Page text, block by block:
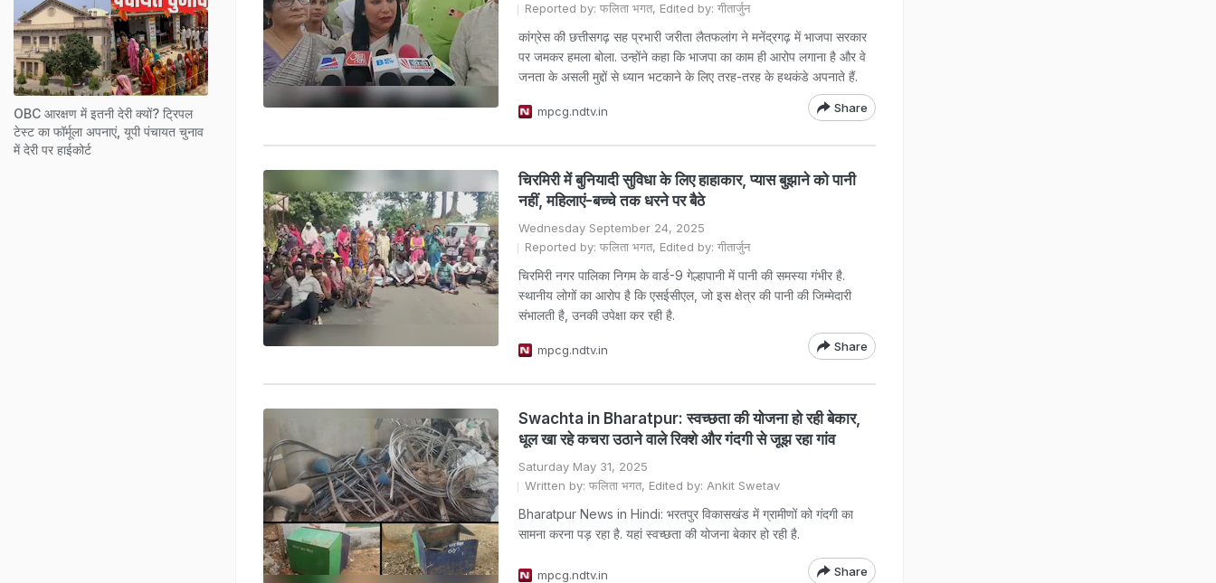
Reported by: फलिता भगत, Edited by: गीतार्जुन
कांग्रेस की छत्तीसगढ़ सह प्रभारी जरीता लैतफलांग ने मनेंद्रगढ़ में भाजपा सरकार
पर जमकर हमला बोला. उन्होंने कहा कि भाजपा का काम ही आरोप लगाना है और वे
जनता के असली मुद्दों से ध्यान भटकाने के लिए तरह-तरह के हथकंडे अपनाते हैं.
mpcg.ndtv.in Share
चिरमिरी में बुनियादी सुविधा के लिए हाहाकार, प्यास बुझाने को पानी
नहीं, महिलाएं-बच्चे तक धरने पर बैठे
Wednesday September 24, 2025
Reported by: फलिता भगत, Edited by: गीतार्जुन
चिरमिरी नगर पालिका निगम के वार्ड-9 गेल्हापानी में पानी की समस्या गंभीर है.
स्थानीय लोगों का आरोप है कि एसईसीएल, जो इस क्षेत्र की पानी की जिम्मेदारी
संभालती है, उनकी उपेक्षा कर रही है.
mpcg.ndtv.in Share
Swachta in Bharatpur: स्वच्छता की योजना हो रही बेकार,
धूल खा रहे कचरा उठाने वाले रिक्शे और गंदगी से जूझ रहा गांव
Saturday May 31, 2025
Written by: फलिता भगत, Edited by: Ankit Swetav
Bharatpur News in Hindi: भरतपुर विकासखंड में ग्रामीणों को गंदगी का
सामना करना पड़ रहा है. यहां स्वच्छता की योजना बेकार हो रही है.
mpcg.ndtv.in Share
OBC आरक्षण में इतनी देरी क्यों? ट्रिपल
टेस्ट का फॉर्मूला अपनाएं, यूपी पंचायत चुनाव
में देरी पर हाईकोर्ट